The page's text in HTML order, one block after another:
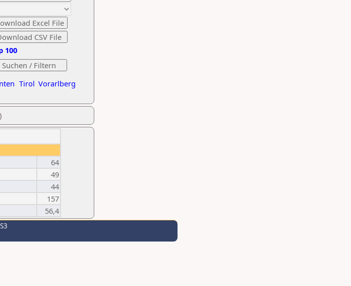
Tirol Vorarlberg
100
)
64
49
44
157
56,4